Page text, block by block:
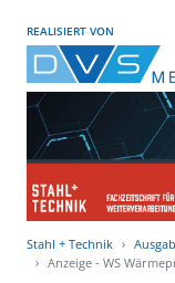
REALISIERT VON
Stahl + Technik
Anzeige - WS